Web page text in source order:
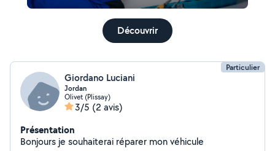
Découvrir
Particulier
Giordano Luciani
Jordan
Olivet (Plissay)
3/5 (2 avis)
Présentation
Bonjours je souhaiterai réparer mon véhicule